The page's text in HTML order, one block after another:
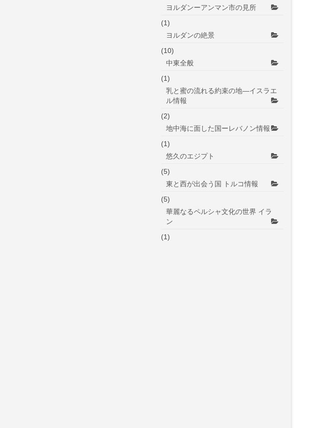
ヨルダンーアンマン市の見所
(1)
ヨルダンの絶景
(10)
中東全般
(1)
乳と蜜の流れる約束の地―イスラエ
ル情報
(2)
地中海に面した国ーレバノン情報
(1)
悠久のエジプト
(5)
東と西が出会う国 トルコ情報
(5)
華麗なるペルシャ文化の世界 イラ
ン
(1)